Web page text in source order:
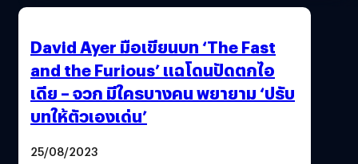
David Ayer มือเขียนบท ‘The Fast
and the Furious’ แฉโดนปัดตกไอ
เดีย – จวก มีใครบางคน พยายาม ‘ปรับ
บทให้ตัวเองเด่น’
25/08/2023